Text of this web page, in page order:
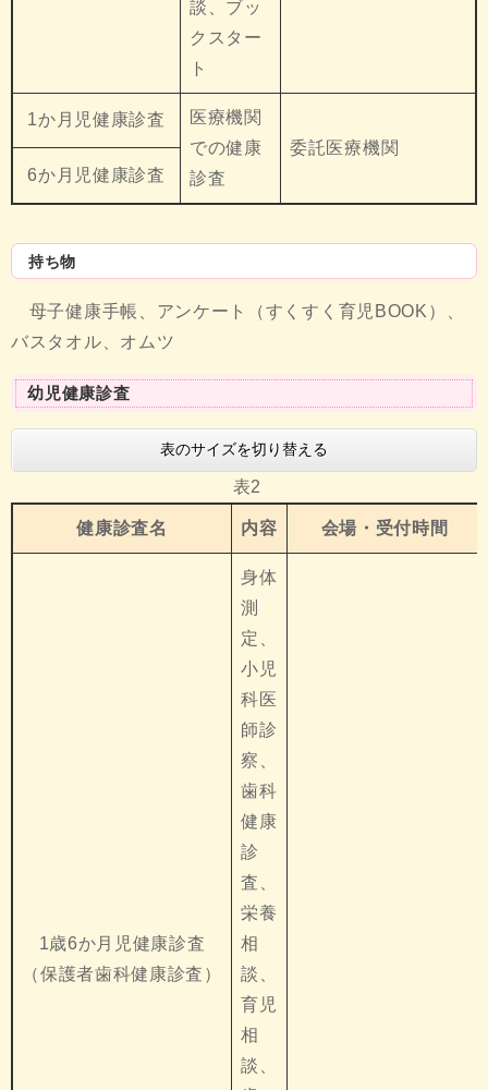
談、ブッ
クスター
ト
1か月児健康診査
医療機関
での健康
診査
委託医療機関
6か月児健康診査
持ち物
母子健康手帳、アンケート（すくすく育児BOOK）、
バスタオル、オムツ
幼児健康診査
表のサイズを切り替える
表2
健康診査名 内容 会場・受付時間
1歳6か月児健康診査
（保護者歯科健康診査）
身体
測
定、
小児
科医
師診
察、
歯科
健康
診
査、
栄養
相
談、
育児
相
談、